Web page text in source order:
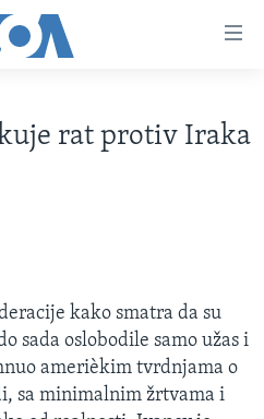
rat protiv Iraka
kako smatra da su
sada oslobodile samo užas i
amerièkim tvrdnjama o
sa minimalnim žrtvama i